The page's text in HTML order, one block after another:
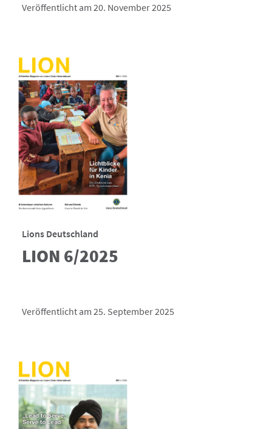
Veröffentlicht am 20. November 2025
Lions Deutschland
LION 6/2025
Veröffentlicht am 25. September 2025